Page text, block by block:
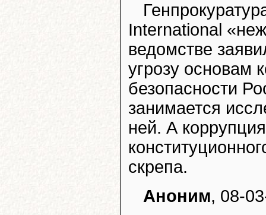
International
ведомстве
угрозу основам
безопасности
занимается
ней. А
скрепа.
Аноним, 08-